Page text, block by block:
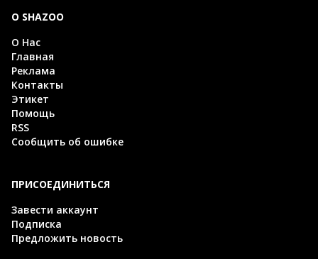
О SHAZOO
О Нас
Главная
Реклама
Контакты
Этикет
Помощь
RSS
Сообщить об ошибке
ПРИСОЕДИНИТЬСЯ
Завести аккаунт
Подписка
Предложить новость